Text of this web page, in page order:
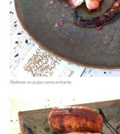
Pedimos un pulpo como entrante.